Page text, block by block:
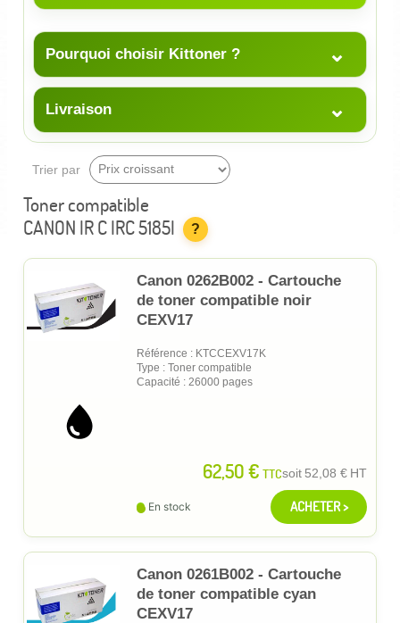
Pourquoi choisir Kittoner ? ⌄
Livraison ⌄
Trier par
Toner compatible
CANON IR C IRC 5185I
?
Canon 0262B002 - Cartouche
de toner compatible noir
CEXV17
Référence : KTCCEXV17K
Type : Toner compatible
Capacité : 26000 pages
62,50 € TTCsoit 52,08 € HT
En stock ACHETER >
Canon 0261B002 - Cartouche
de toner compatible cyan
CEXV17